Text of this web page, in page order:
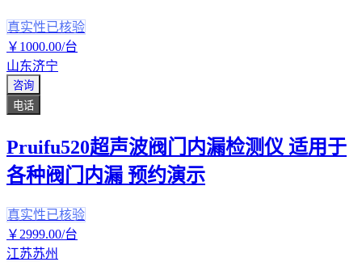
真实性已核验
￥ 1000.00/台
山东济宁
咨询
电话
Pruifu520超声波阀门内漏检测仪 适用于
各种阀门内漏 预约演示
真实性已核验
￥ 2999.00/台
江苏苏州